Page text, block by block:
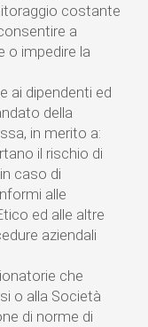
costante
a
o impedire la
ai dipendenti ed
della
in merito a:
il rischio di
caso di
alle
ed alle altre
aziendali
che
o alla Società
di norme di